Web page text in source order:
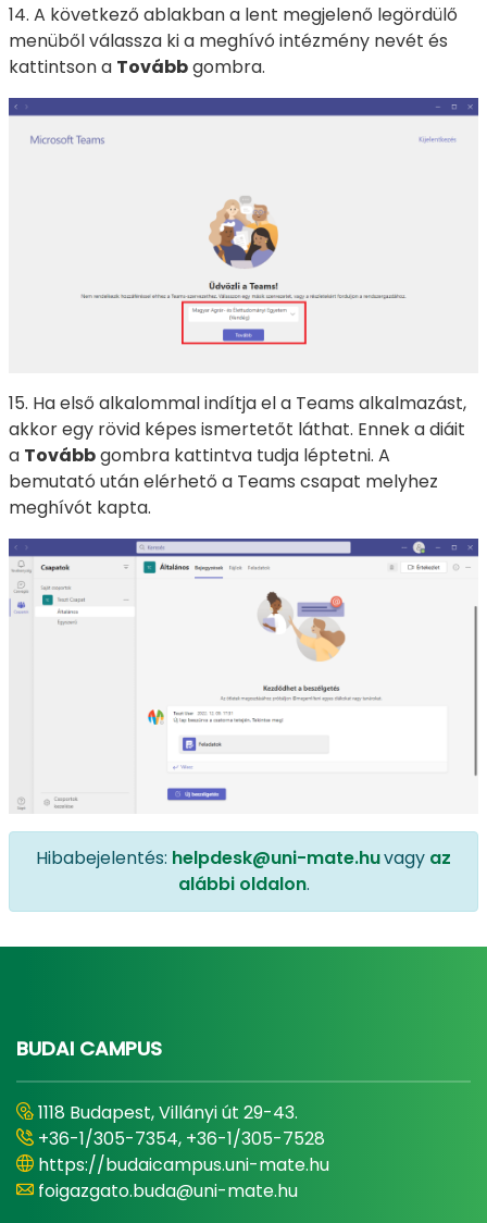
14. A következő ablakban a lent megjelenő legördülő
menüből válassza ki a meghívó intézmény nevét és
kattintson a Továbbgombra.
15. Ha első alkalommal indítja el a Teams alkalmazást,
akkor egy rövid képes ismertetőt láthat. Ennek a diáit
a Továbbgombra kattintva tudja léptetni. A
bemutató után elérhető a Teams csapat melyhez
meghívót kapta.
Hibabejelentés: helpdesk@uni-mate.huvagy az
alábbi oldalon.
BUDAI CAMPUS
1118 Budapest, Villányi út 29-43.
+36-1/305-7354, +36-1/305-7528
https://budaicampus.uni-mate.hu
foigazgato.buda@uni-mate.hu